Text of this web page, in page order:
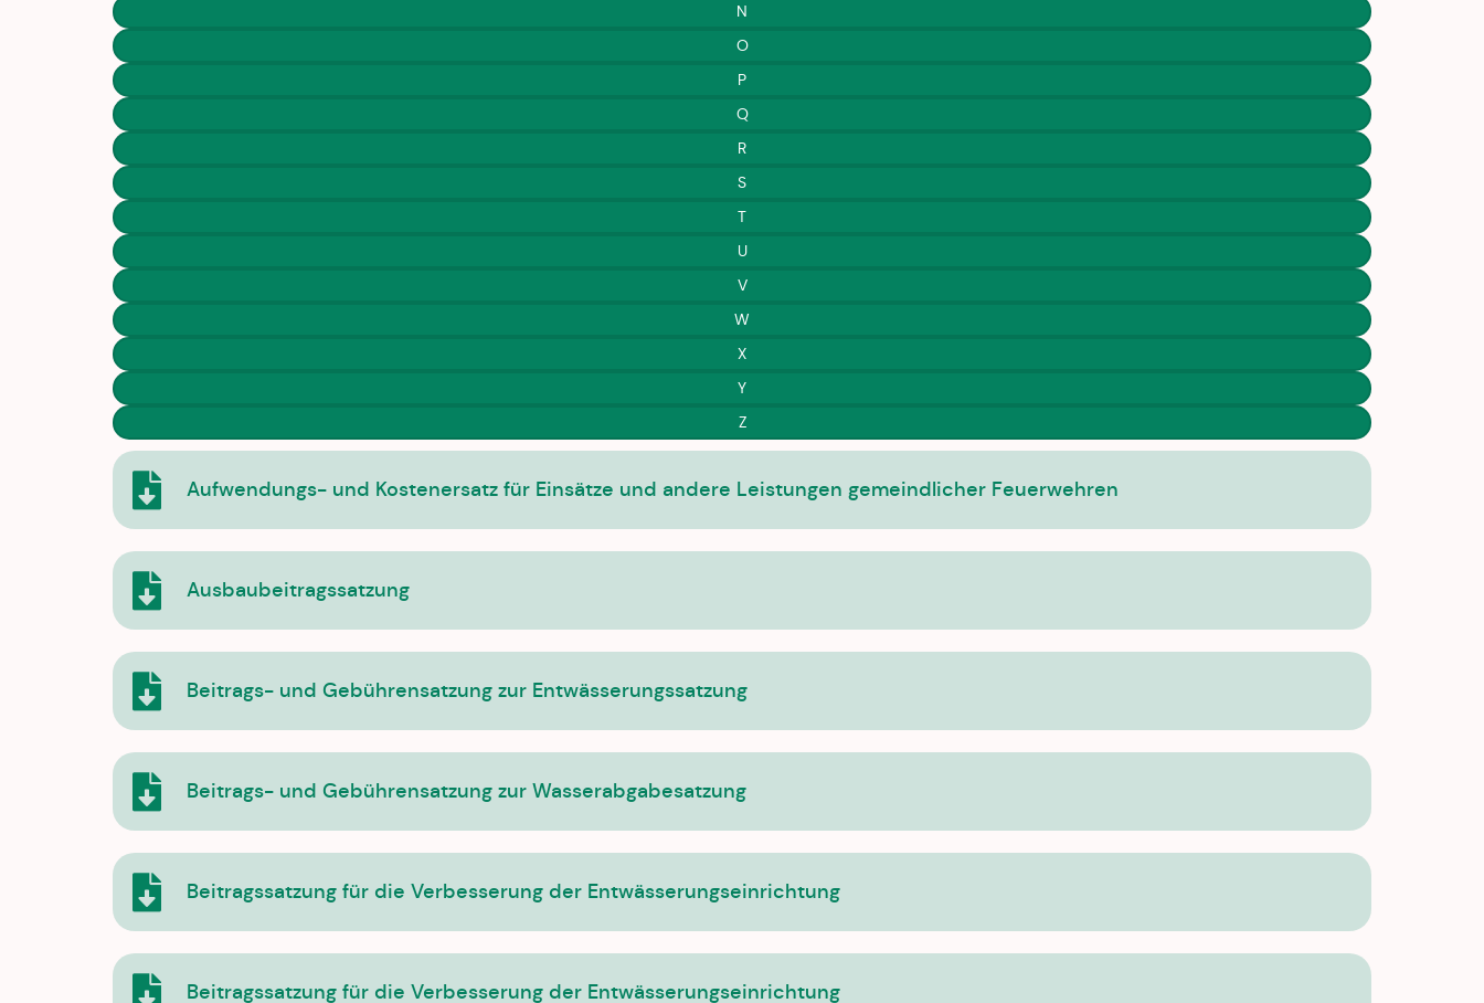
N
O
P
Q
R
S
T
U
V
W
X
Y
Z
Aufwendungs- und Kostenersatz für Einsätze und andere Leistungen gemeindlicher Feuerwehren
Ausbaubeitragssatzung
Beitrags- und Gebührensatzung zur Entwässerungssatzung
Beitrags- und Gebührensatzung zur Wasserabgabesatzung
Beitragssatzung für die Verbesserung der Entwässerungseinrichtung
Beitragssatzung für die Verbesserung der Entwässerungseinrichtung